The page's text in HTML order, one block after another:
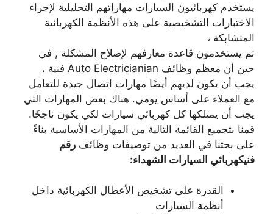
يستخدم كهربائيون السيارات مهاراتهم التحليلية لإجراء
الاختبارات التشخيصية على هذه الأنظمة الكهربائية
المتشابكة ،
ثم يستخدمون قاعدة معارفهم لإصلاح المشكلة , في
حين أن معظم وظائف Auto Electricianian فنية ،
يجب أن يكون لديهم أيضًا مهارات اتصال جيدة للتعامل
مع العملاء على أساس يومي. هناك بعض المهارات التي
يجب أن يمتلكها كل كهربائي سيارات لكي يكون ناجحًا.
قمنا بتجميع القائمة التالية من المهارات الأساسية بناءً
على بحثنا في العديد من توصيفات وظائف رقم
فنيكهربائي السيارات الشهداء:
القدرة على تشخيص الأعطال الكهربائية داخل
أنظمة السيارات